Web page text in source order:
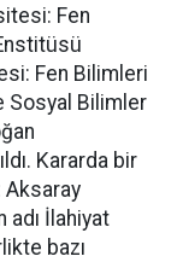
Fen
Fen Bilimleri
Sosyal Bilimler
Kararda bir
Aksaray
İlahiyat
bazı